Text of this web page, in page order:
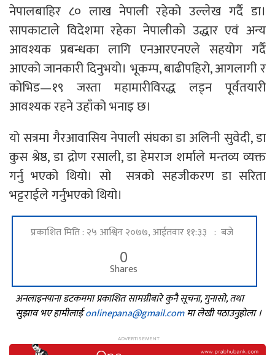
नेपालबाहिर ८० लाख नेपाली रहेको उल्लेख गर्दै डा।
सापकाटाले विदेशमा रहेका नेपालीको उद्धार एवं अन्य
आवश्यक प्रबन्धका लागि एनआरएनएले सहयोग गर्दै
आएको जानकारी दिनुभयो। भूकम्प, बाढीपहिरो, आगलागी र
कोभिड—१९ जस्ता महामारीविरद्ध लड्न पूर्वतयारी
आवश्यक रहने उहाँको भनाइ छ।
यो सत्रमा गैरआवासिय नेपाली संघका डा अलिनी सुवेदी, डा
कुस श्रेष्ठ, डा द्रोण रसाली, डा हेमराज शर्माले मन्तव्य व्यक्त
गर्नु भएको थियो। सो सत्रको सहजीकरण डा सरिता
भट्टराईले गर्नुभएको थियो।
प्रकाशित मिति : २५ आश्विन २०७७, आईतवार ११:३३ : बजे
0
Shares
अनलाइनपाना डटकममा प्रकाशित सामग्रीबारे कुनै सूचना, गुनासो, तथा
सुझाव भए हामीलाईonlinepana@gmail.comमा लेखी पठाउनुहोला ।